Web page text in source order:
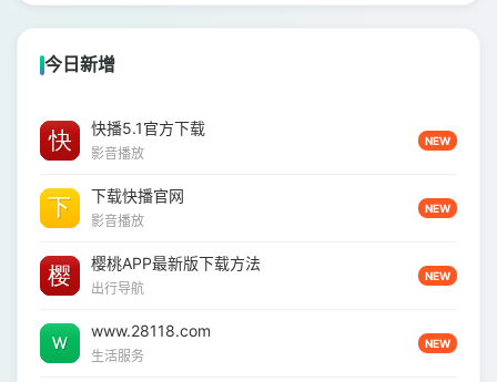
今日新增
快播5.1官方下载
影音播放
NEW
下载快播官网
影音播放
NEW
樱桃APP最新版下载方法
出行导航
NEW
www.28118.com
生活服务
NEW